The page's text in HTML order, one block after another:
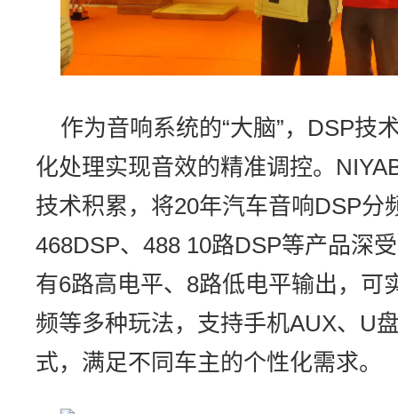
作为音响系统的“大脑”，DSP技
化处理实现音效的精准调控。
技术积累，将20年汽车音响DSP分
468DSP、488 10路DSP等产品深
有6路高电平、8路低电平输出，可
频等多种玩法，支持手机AUX、U
式，满足不同车主的个性化需求。